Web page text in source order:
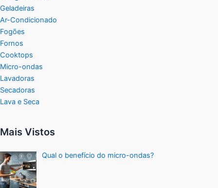
Geladeiras
Ar-Condicionado
Fogões
Fornos
Cooktops
Micro-ondas
Lavadoras
Secadoras
Lava e Seca
Mais Vistos
Qual o benefício do micro-ondas?